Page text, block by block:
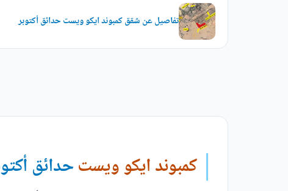
تفاصيل عن شقق كمبوند ايكو ويست حدائق أكتوبر
كمبوند ايكو ويستحدائق